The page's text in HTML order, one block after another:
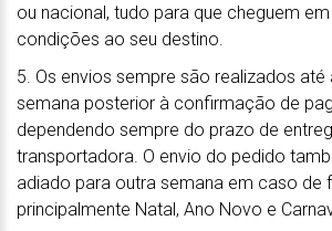
ou nacional, tudo para que cheguem
condições ao seu destino.
5. Os envios sempre são realizados até
semana posterior à confirmação de
dependendo sempre do prazo de
transportadora. O envio do pedido
adiado para outra semana em caso de
principalmente Natal, Ano Novo e